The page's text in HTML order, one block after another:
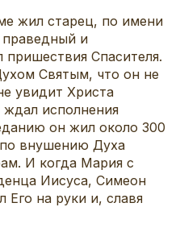
жил старец, по имени
и
Спасителя.
Святым, что он не
увидит Христа
исполнения
он жил около 300
внушению Духа
И когда Мария с
Иисуса, Симеон
Его на руки и, славя